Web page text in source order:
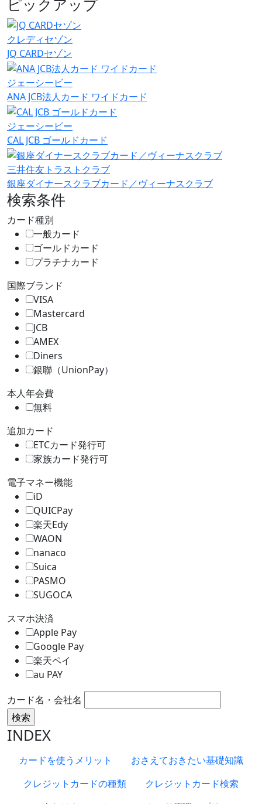
クレディセゾン
JQ CARDセゾン
ジェーシービー
ANA JCB法人カード ワイドカード
ジェーシービー
CAL JCB ゴールドカード
三井住友トラストクラブ
銀座ダイナースクラブカード／ヴィーナスクラブ
検索条件
カード種別
一般カード
ゴールドカード
プラチナカード
国際ブランド
VISA
Mastercard
JCB
AMEX
Diners
銀聯（UnionPay）
本人年会費
無料
追加カード
ETCカード発行可
家族カード発行可
電子マネー機能
iD
QUICPay
楽天Edy
WAON
nanaco
Suica
PASMO
SUGOCA
スマホ決済
Apple Pay
Google Pay
楽天ペイ
au PAY
カード名・会社名
INDEX
カードを使うメリット
おさえておきたい基礎知識
クレジットカードの種類
クレジットカード検索